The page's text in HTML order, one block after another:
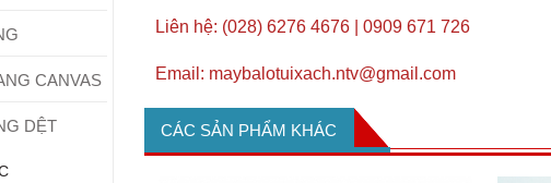
CANVAS
DỆT
Liên hệ: (028) 6276 4676 | 0909 671 726
Email: maybalotuixach.ntv@gmail.com
CÁC SẢN PHẨM KHÁC